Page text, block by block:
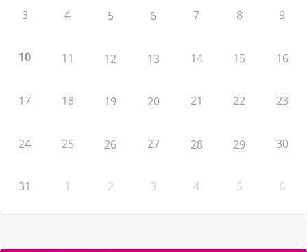
3 4 5 6 7 8 9
10 11 12 13 14 15 16
17 18 19 20 21 22 23
24 25 26 27 28 29 30
31 1 2 3 4 5 6